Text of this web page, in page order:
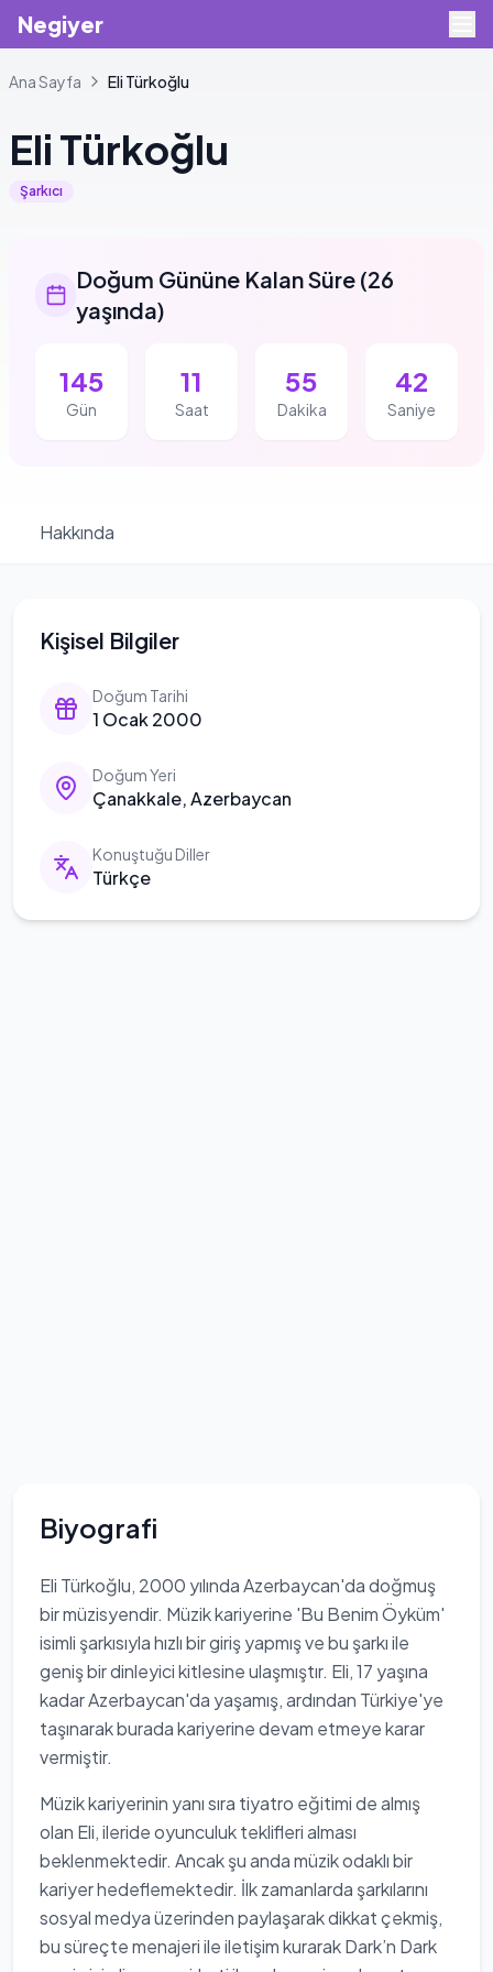
Negiyer
Ana Sayfa Eli Türkoğlu
Eli Türkoğlu
Şarkıcı
Doğum Gününe Kalan Süre (26
yaşında)
145
Gün
11
Saat
55
Dakika
41
Saniye
Hakkında
Kişisel Bilgiler
Doğum Tarihi
1 Ocak 2000
Doğum Yeri
Çanakkale, Azerbaycan
Konuştuğu Diller
Türkçe
Biyografi
Eli Türkoğlu, 2000 yılında Azerbaycan'da doğmuş
bir müzisyendir. Müzik kariyerine 'Bu Benim Öyküm'
isimli şarkısıyla hızlı bir giriş yapmış ve bu şarkı ile
geniş bir dinleyici kitlesine ulaşmıştır. Eli, 17 yaşına
kadar Azerbaycan'da yaşamış, ardından Türkiye'ye
taşınarak burada kariyerine devam etmeye karar
vermiştir.
Müzik kariyerinin yanı sıra tiyatro eğitimi de almış
olan Eli, ileride oyunculuk teklifleri alması
beklenmektedir. Ancak şu anda müzik odaklı bir
kariyer hedeflemektedir. İlk zamanlarda şarkılarını
sosyal medya üzerinden paylaşarak dikkat çekmiş,
bu süreçte menajeri ile iletişim kurarak Dark’n Dark